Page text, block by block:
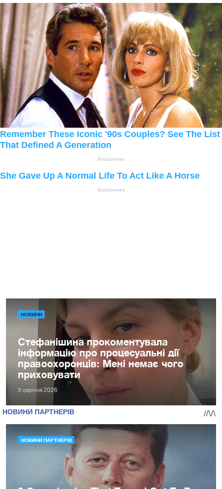
НОВИНИ
Стефанішина прокоментувала
інформацію про процесуальні дії
правоохоронців: Мені немає чого
приховувати
5 серпня 2026